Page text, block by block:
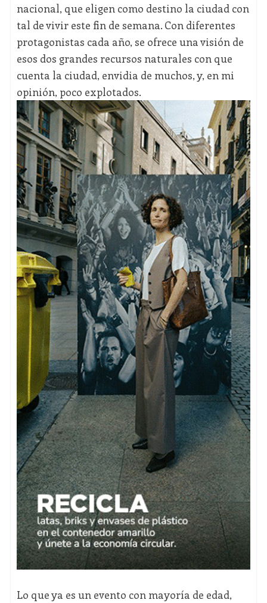
nacional, que eligen como destino la ciudad con
tal de vivir este fin de semana. Con diferentes
protagonistas cada año, se ofrece una visión de
esos dos grandes recursos naturales con que
cuenta la ciudad, envidia de muchos, y, en mi
opinión, poco explotados.
Lo que ya es un evento con mayoría de edad,